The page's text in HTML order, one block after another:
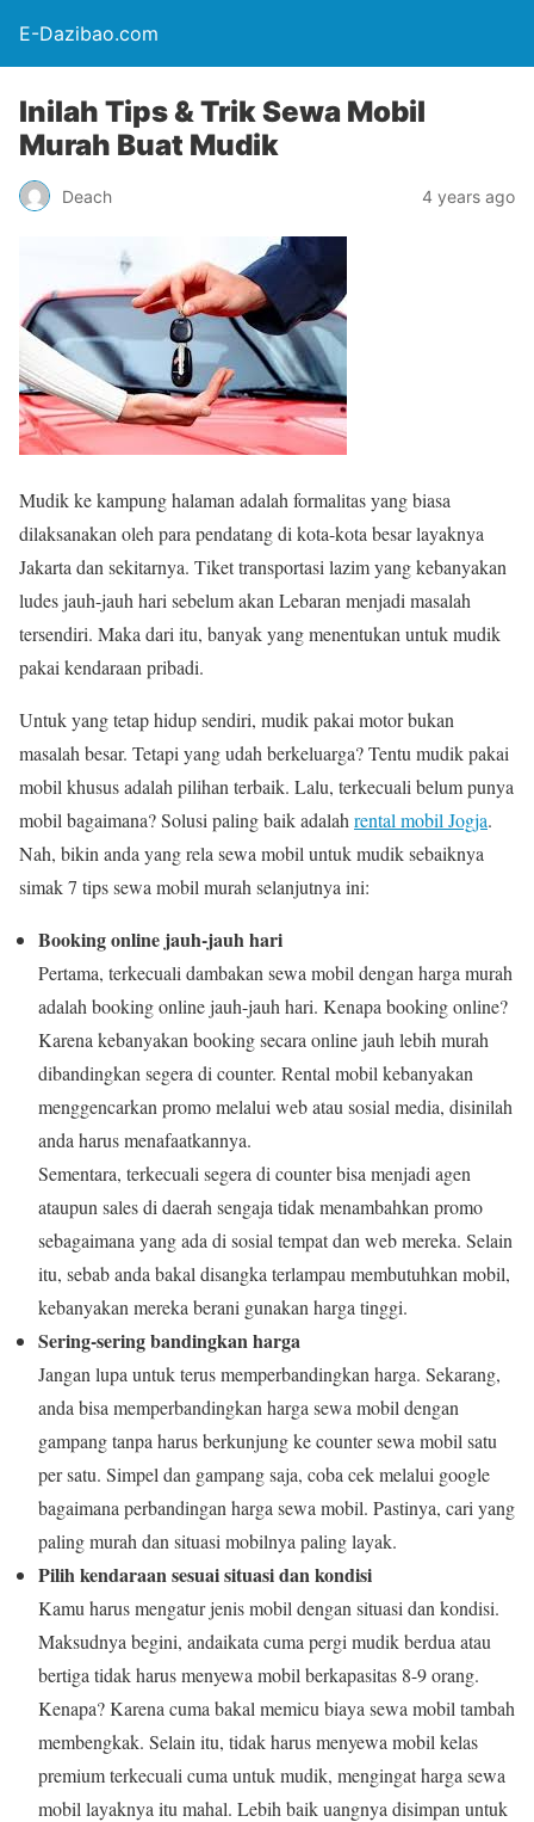
E-Dazibao.com
Inilah Tips & Trik Sewa Mobil
Murah Buat Mudik
Deach 4 years ago
Mudik ke kampung halaman adalah formalitas yang biasa
dilaksanakan oleh para pendatang di kota-kota besar layaknya
Jakarta dan sekitarnya. Tiket transportasi lazim yang kebanyakan
ludes jauh-jauh hari sebelum akan Lebaran menjadi masalah
tersendiri. Maka dari itu, banyak yang menentukan untuk mudik
pakai kendaraan pribadi.
Untuk yang tetap hidup sendiri, mudik pakai motor bukan
masalah besar. Tetapi yang udah berkeluarga? Tentu mudik pakai
mobil khusus adalah pilihan terbaik. Lalu, terkecuali belum punya
mobil bagaimana? Solusi paling baik adalah rental mobil Jogja.
Nah, bikin anda yang rela sewa mobil untuk mudik sebaiknya
simak 7 tips sewa mobil murah selanjutnya ini:
Booking online jauh-jauh hari
Pertama, terkecuali dambakan sewa mobil dengan harga murah
adalah booking online jauh-jauh hari. Kenapa booking online?
Karena kebanyakan booking secara online jauh lebih murah
dibandingkan segera di counter. Rental mobil kebanyakan
menggencarkan promo melalui web atau sosial media, disinilah
anda harus menafaatkannya.
Sementara, terkecuali segera di counter bisa menjadi agen
ataupun sales di daerah sengaja tidak menambahkan promo
sebagaimana yang ada di sosial tempat dan web mereka. Selain
itu, sebab anda bakal disangka terlampau membutuhkan mobil,
kebanyakan mereka berani gunakan harga tinggi.
Sering-sering bandingkan harga
Jangan lupa untuk terus memperbandingkan harga. Sekarang,
anda bisa memperbandingkan harga sewa mobil dengan
gampang tanpa harus berkunjung ke counter sewa mobil satu
per satu. Simpel dan gampang saja, coba cek melalui google
bagaimana perbandingan harga sewa mobil. Pastinya, cari yang
paling murah dan situasi mobilnya paling layak.
Pilih kendaraan sesuai situasi dan kondisi
Kamu harus mengatur jenis mobil dengan situasi dan kondisi.
Maksudnya begini, andaikata cuma pergi mudik berdua atau
bertiga tidak harus menyewa mobil berkapasitas 8-9 orang.
Kenapa? Karena cuma bakal memicu biaya sewa mobil tambah
membengkak. Selain itu, tidak harus menyewa mobil kelas
premium terkecuali cuma untuk mudik, mengingat harga sewa
mobil layaknya itu mahal. Lebih baik uangnya disimpan untuk